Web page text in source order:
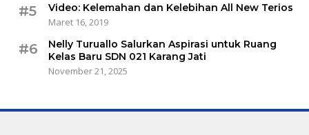
#5
Video: Kelemahan dan Kelebihan All New Terios
Maret 16, 2019
#6
Nelly Turuallo Salurkan Aspirasi untuk Ruang
Kelas Baru SDN 021 Karang Jati
November 21, 2025